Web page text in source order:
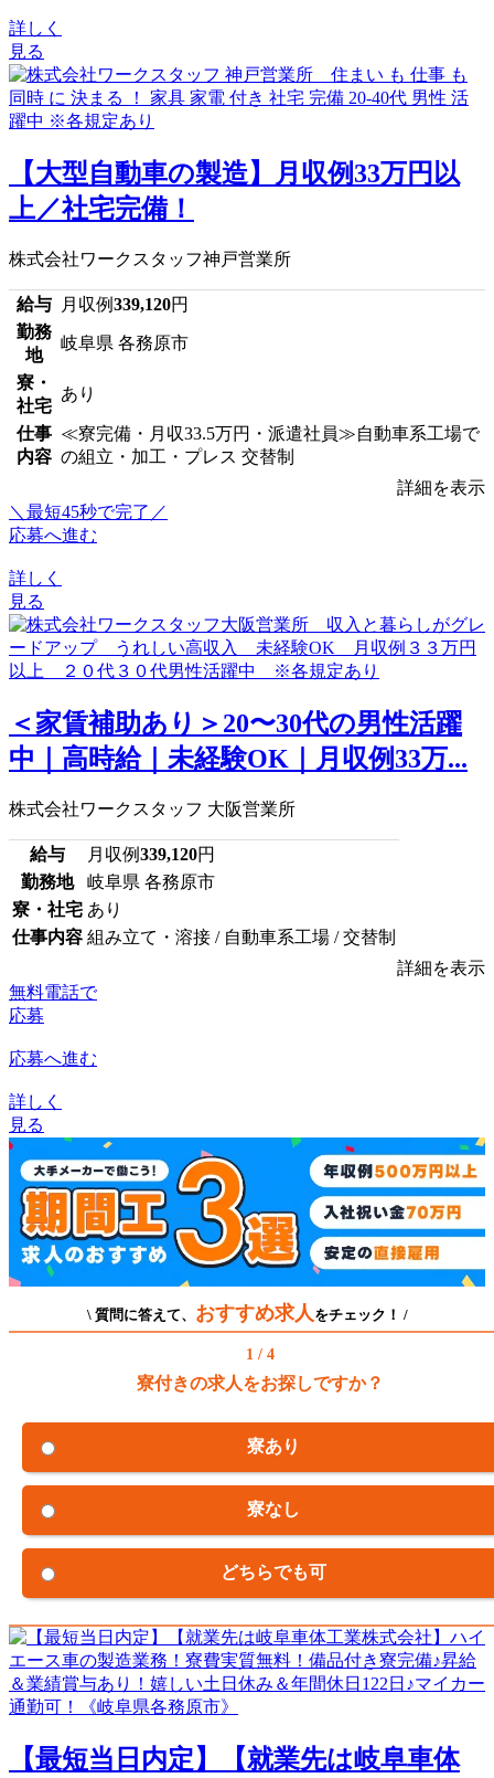
詳しく
見る
【大型自動車の製造】月収例33万円以
上／社宅完備！
株式会社ワークスタッフ神戸営業所
給与 月収例339,120円
勤務
地
岐阜県 各務原市
寮・
社宅
あり
仕事
内容
≪寮完備・月収33.5万円・派遣社員≫自動車系工場で
の組立・加工・プレス 交替制
詳細を表示
＼最短45秒で完了／
応募へ進む
詳しく
見る
＜家賃補助あり＞20〜30代の男性活躍
中｜高時給｜未経験OK｜月収例33万...
株式会社ワークスタッフ 大阪営業所
給与 月収例339,120円
勤務地
岐阜県 各務原市
寮・社宅 あり
仕事内容 組み立て・溶接 / 自動車系工場 / 交替制
詳細を表示
無料電話で
応募
応募へ進む
詳しく
見る
\ 質問に答えて、 おすすめ求人 をチェック！ /
1 / 4
寮付きの求人をお探しですか？
寮あり
寮なし
どちらでも可
【最短当日内定】【就業先は岐阜車体